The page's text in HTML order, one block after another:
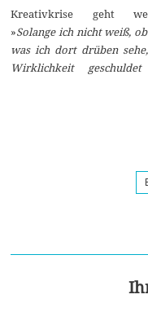
Kreativkrise geht
»Solange ich nicht weiß, ob
was ich dort drüben
Wirklichkeit